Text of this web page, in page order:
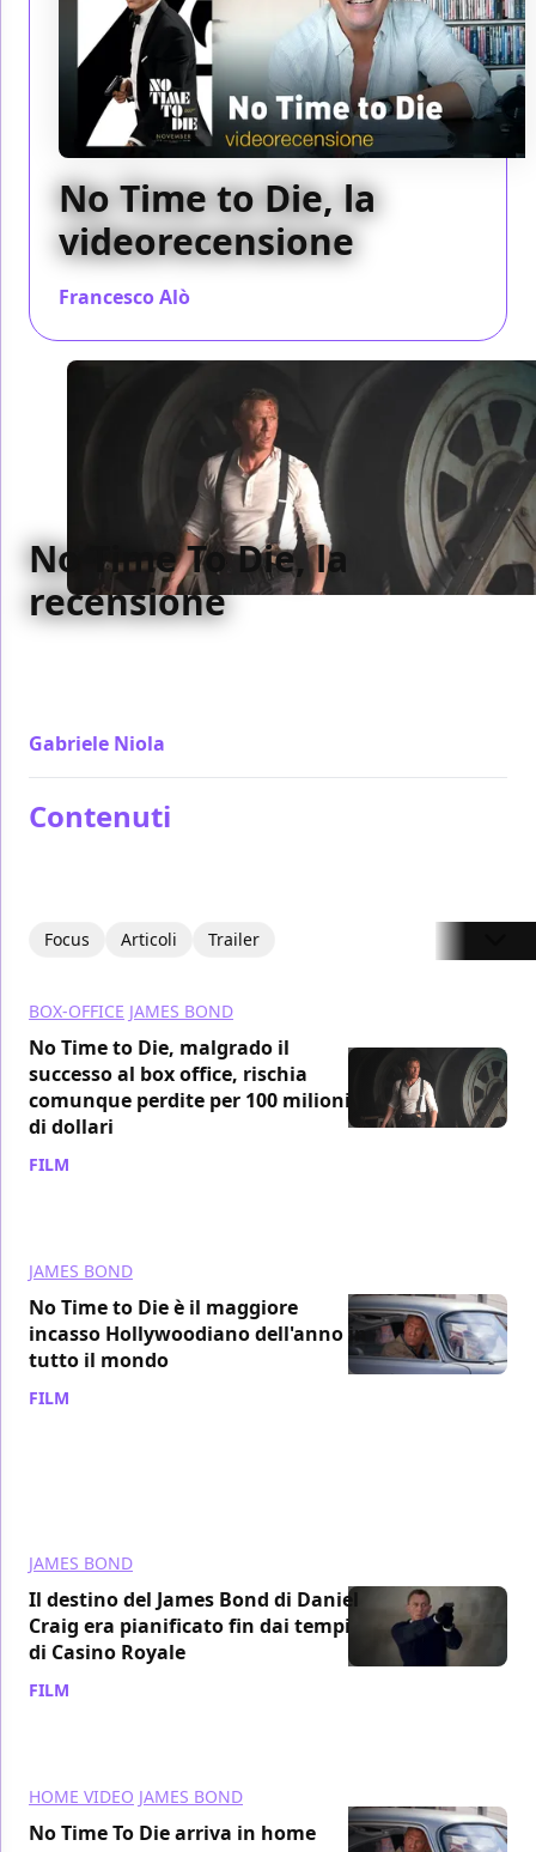
No Time to Die, la
videorecensione
Francesco Alò
No Time To Die, la
recensione
Gabriele Niola
Contenuti
Focus Articoli Trailer
BOX-OFFICE JAMES BOND
No Time to Die, malgrado il
successo al box office, rischia
comunque perdite per 100 milioni
di dollari
FILM
JAMES BOND
No Time to Die è il maggiore
incasso Hollywoodiano dell'anno in
tutto il mondo
FILM
JAMES BOND
Il destino del James Bond di Daniel
Craig era pianificato fin dai tempi
di Casino Royale
FILM
HOME VIDEO JAMES BOND
No Time To Die arriva in home